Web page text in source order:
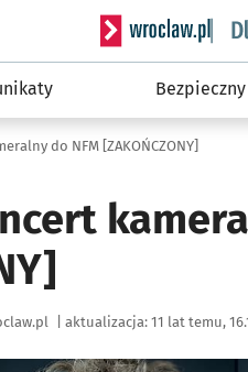
Serwis
Bezpieczny
do NFM [ZAKOŃCZONY]
aktualizacja: 11 lat temu,